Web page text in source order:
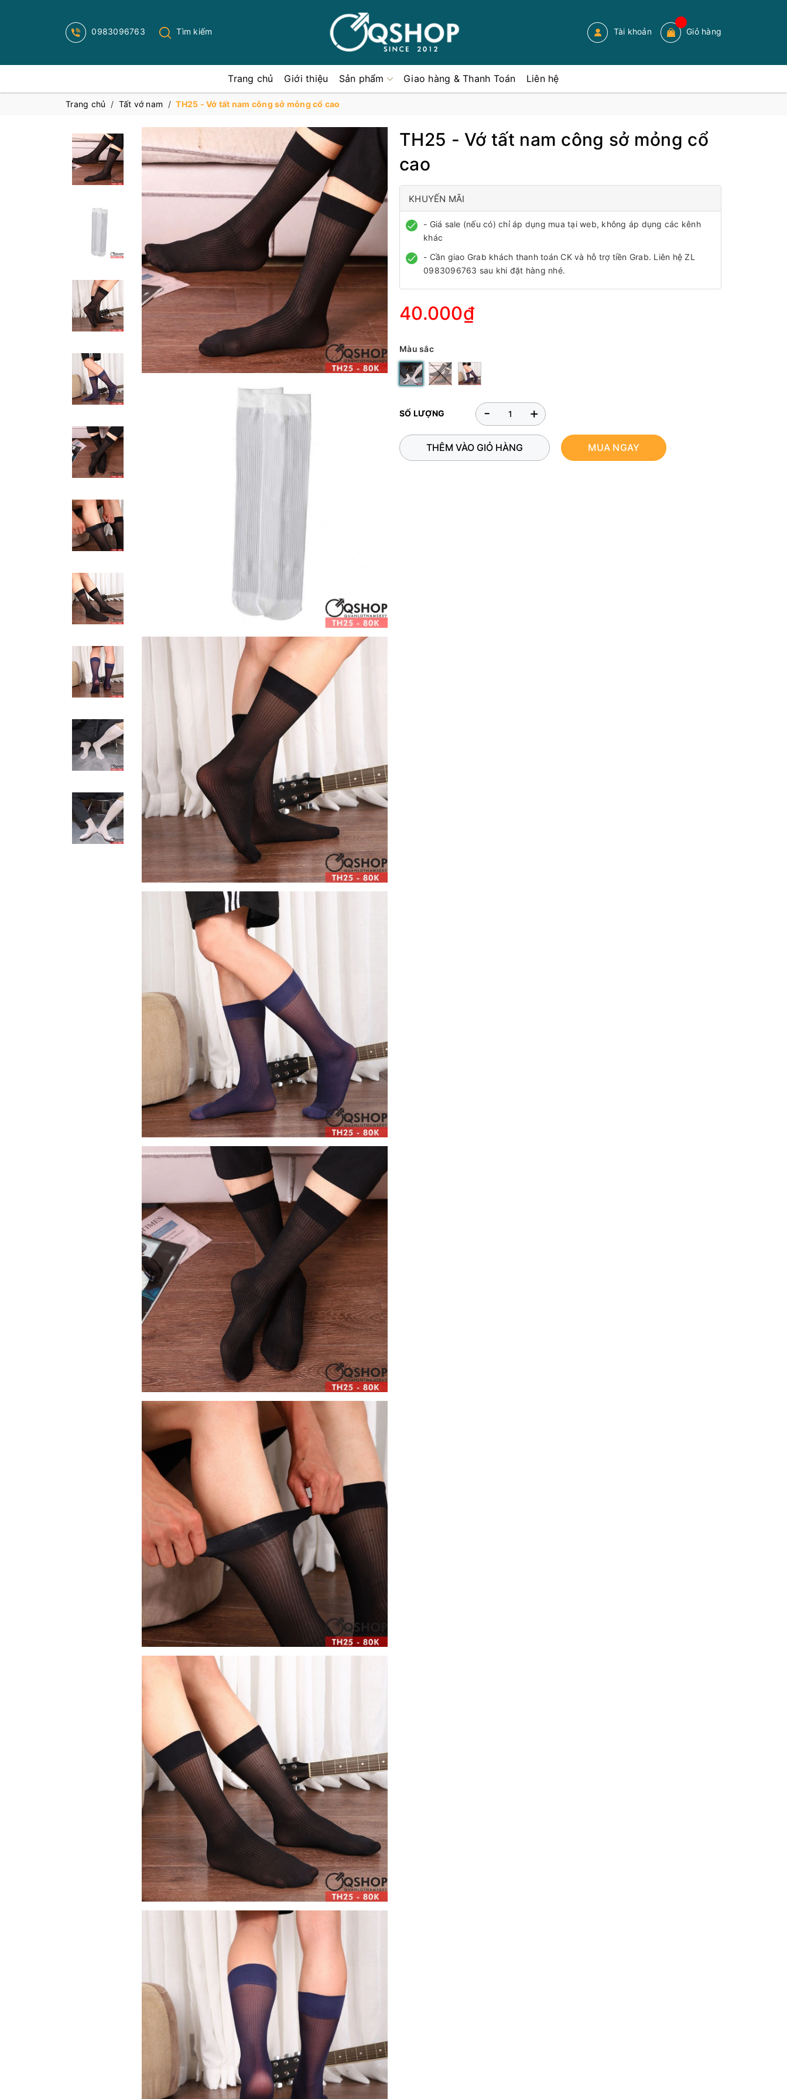
0983096763 Tìm kiếm Tài khoản Giỏ hàng
Trang chủ Giới thiệu Sản phẩm Giao hàng & Thanh Toán Liên hệ
Trang chủ / Tất vớ nam / TH25 - Vớ tất nam công sở mỏng cổ cao
TH25 - Vớ tất nam công sở mỏng cổ
cao
KHUYẾN MÃI
- Giá sale (nếu có) chỉ áp dụng mua tại web, không áp dụng các kênh
khác
- Cần giao Grab khách thanh toán CK và hỗ trợ tiền Grab. Liên hệ ZL
0983096763 sau khi đặt hàng nhé.
40.000₫
Màu sắc
SỐ LƯỢNG +
-
THÊM VÀO GIỎ HÀNG MUA NGAY